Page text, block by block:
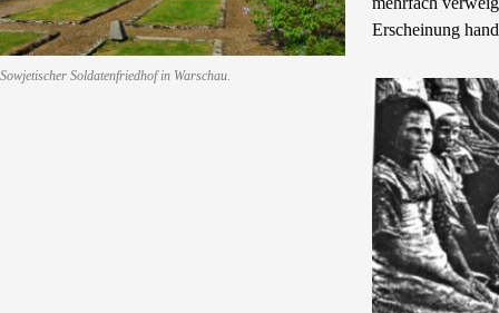
Sowjetischer Soldatenfriedhof in Warschau.
Erscheinung